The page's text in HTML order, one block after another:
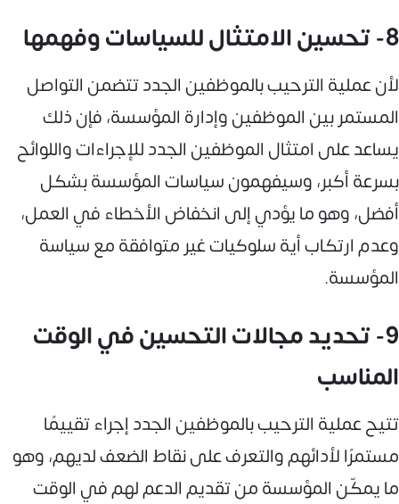
8- تحسين الامتثال للسياسات وفهمها
لأن عملية الترحيب بالموظفين الجدد تتضمن التواصل
المستمر بين الموظفين وإدارة المؤسسة، فإن ذلك
يساعد على امتثال الموظفين الجدد للإجراءات واللوائح
بسرعة أكبر، وسيفهمون سياسات المؤسسة بشكل
أفضل، وهو ما يؤدي إلى انخفاض الأخطاء في العمل،
وعدم ارتكاب أية سلوكيات غير متوافقة مع سياسة
المؤسسة.
9- تحديد مجالات التحسين في الوقت
المناسب
تتيح عملية الترحيب بالموظفين الجدد إجراء تقييمًا
مستمرًا لأدائهم والتعرف على نقاط الضعف لديهم، وهو
ما يمكّن المؤسسة من تقديم الدعم لهم في الوقت